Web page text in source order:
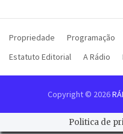
Propriedade Programação
Estatuto Editorial
A Rádio
Copyright © 2026
Politica de